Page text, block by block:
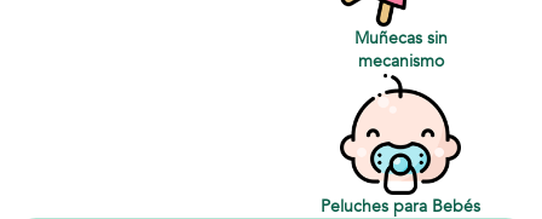
Muñecas sin
mecanismo
Peluches para Bebés